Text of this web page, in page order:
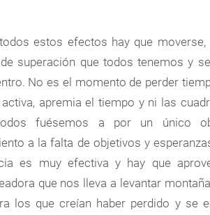
estos efectos hay que
superación que todos tenemos y
No es el momento de perder
apremia el tiempo y ni las
fuésemos a por un único
a la falta de objetivos y
es muy efectiva y hay que
que nos lleva a levantar
los que creían haber perdido y se